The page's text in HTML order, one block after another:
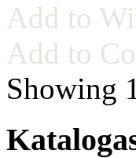
Add to
Add to
Showing